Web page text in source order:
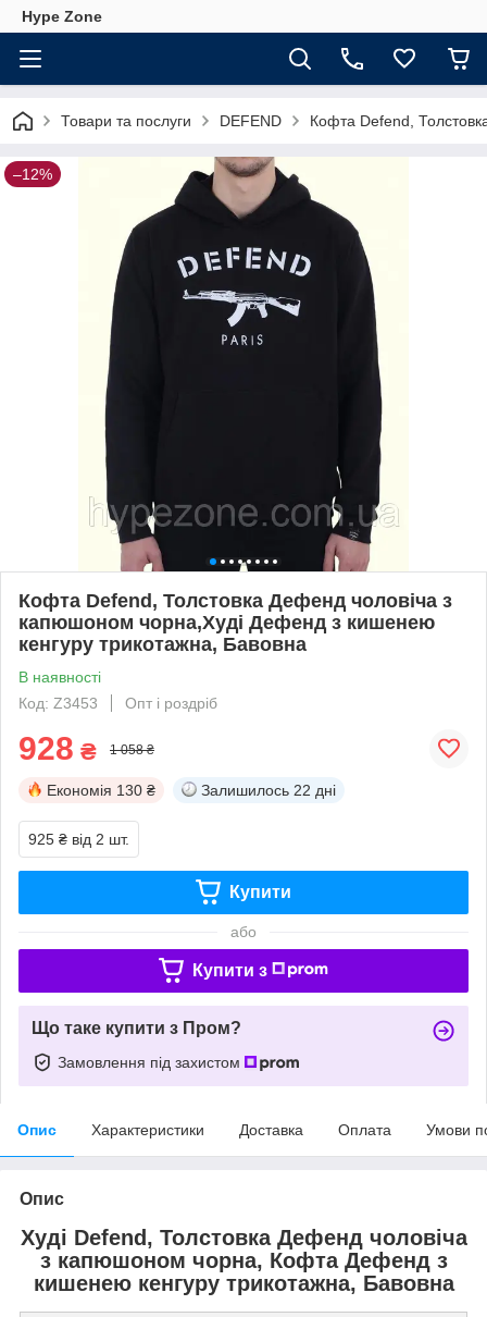
Hype Zone
Товари та послуги DEFEND Кофта Defend,
–12%
Кофта Defend, Толстовка Дефенд чоловіча з
капюшоном чорна,Худі Дефенд з кишенею
кенгуру трикотажна, Бавовна
В наявності
Код: Z3453
Опт і роздріб
928 ₴ 1 058 ₴
Економія 130 ₴ Залишилось 22 дні
925 ₴ від 2 шт.
Купити
або
Купити з
Що таке купити з Пром?
Замовлення під захистом
Опис Характеристики Доставка Оплата Умови
Опис
Худі Defend, Толстовка Дефенд чоловіча
з капюшоном чорна, Кофта Дефенд з
кишенею кенгуру трикотажна, Бавовна